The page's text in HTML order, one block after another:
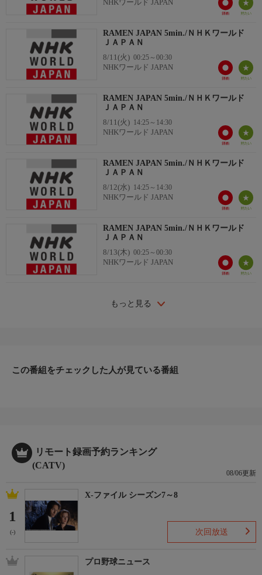
NHKワールド JAPAN
RAMEN JAPAN 5min./ＮＨＫワールド
ＪＡＰＡＮ
8/11(火) 00:25～00:30
NHKワールド JAPAN
RAMEN JAPAN 5min./ＮＨＫワールド
ＪＡＰＡＮ
8/11(火) 14:25～14:30
NHKワールド JAPAN
RAMEN JAPAN 5min./ＮＨＫワールド
ＪＡＰＡＮ
8/12(水) 14:25～14:30
NHKワールド JAPAN
RAMEN JAPAN 5min./ＮＨＫワールド
ＪＡＰＡＮ
8/13(木) 00:25～00:30
NHKワールド JAPAN
もっと見る
この番組をチェックした人が見ている番組
リモート録画予約ランキング
(CATV)
08/06更新
1
(-)
X-ファイル シーズン7～8
次回放送
プロ野球ニュース